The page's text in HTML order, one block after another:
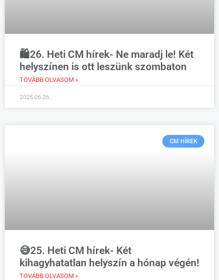
🛍️26. Heti CM hírek- Ne maradj le! Két
helyszínen is ott leszünk szombaton
TOVÁBB OLVASOM »
2025.06.26.
CM HÍREK
😅25. Heti CM hírek- Két
kihagyhatatlan helyszín a hónap végén!
TOVÁBB OLVASOM »